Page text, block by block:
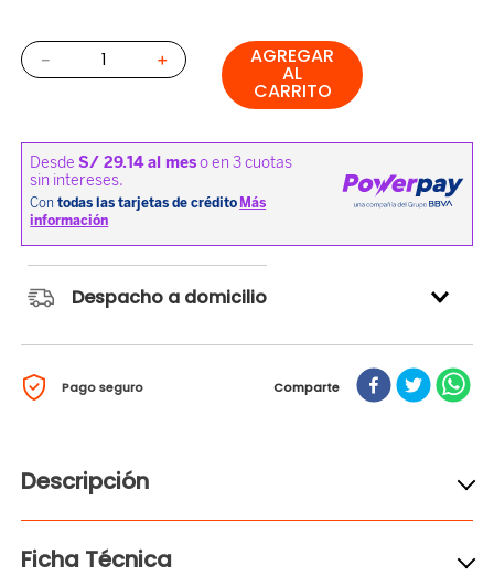
＋
－ AGREGAR
AL
CARRITO
Despacho a domicilio
Pago seguro Comparte
Descripción
Ficha Técnica